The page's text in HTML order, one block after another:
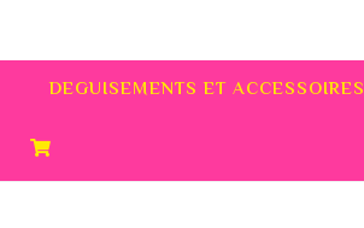
DEGUISEMENTS ET ACCESSOIRES